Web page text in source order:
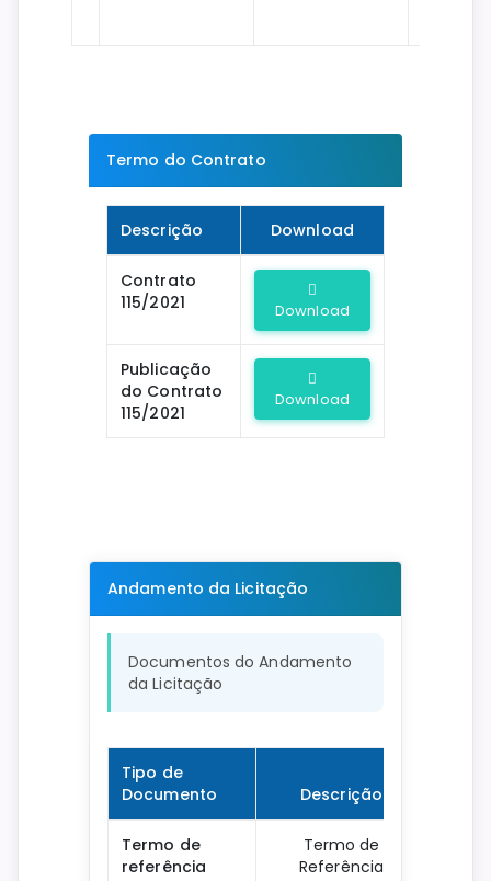
Termo do Contrato
Descrição Download
Contrato
115/2021
Download
Publicação
do Contrato
115/2021
Download
Andamento da Licitação
Documentos do Andamento
da Licitação
Tipo de
Documento
Descrição
Termo de
referência
Termo de
Referência